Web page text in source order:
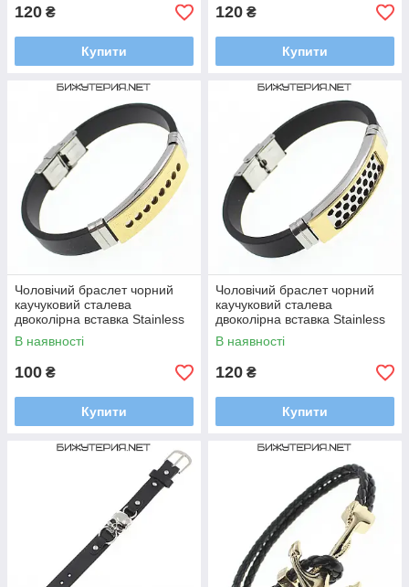
120 ₴
Купити
120 ₴
Купити
Чоловічий браслет чорний
каучуковий сталева
двоколірна вставка Stainless
Steel єгіпет довжина 22 см
ширина 12 мм
В наявності
100 ₴
Купити
Чоловічий браслет чорний
каучуковий сталева
двоколірна вставка Stainless
Steel стільники довжина 22
см ширина 12 мм
В наявності
120 ₴
Купити